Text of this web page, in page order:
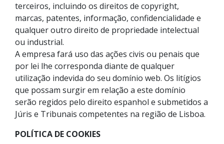
terceiros, incluindo os direitos de copyright,
marcas, patentes, informação, confidencialidade e
qualquer outro direito de propriedade intelectual
ou industrial.
A empresa fará uso das ações civis ou penais que
por lei lhe corresponda diante de qualquer
utilização indevida do seu domínio web. Os litígios
que possam surgir em relação a este domínio
serão regidos pelo direito espanhol e submetidos a
Júris e Tribunais competentes na região de Lisboa.
POLÍTICA DE COOKIES